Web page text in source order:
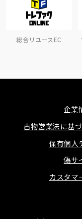
総合リユースEC
企業
古物営業法に基
保有個人
偽サ
カスタマ